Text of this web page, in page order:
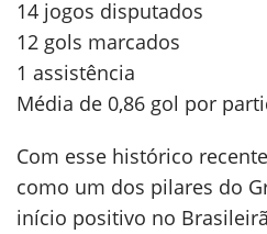
14 jogos disputados
12 gols marcados
1 assistência
Média de 0,86 gol por
Com esse histórico
como um dos pilares do
início positivo no